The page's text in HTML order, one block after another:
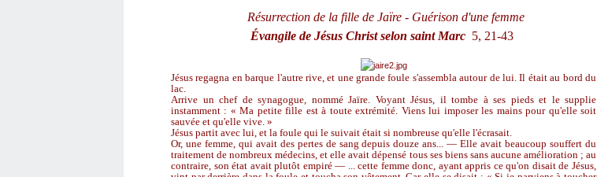
Résurrection de la fille de Jaïre - Guérison d'une femme
Évangile de Jésus Christ selon saint Marc 5, 21-43
Jésus regagna en barque l'autre rive, et une grande foule s'assembla autour de lui. Il était au bord du
lac.
Arrive un chef de synagogue, nommé Jaïre. Voyant Jésus, il tombe à ses pieds et le supplie
instamment : « Ma petite fille est à toute extrémité. Viens lui imposer les mains pour qu'elle soit
sauvée et qu'elle vive. »
Jésus partit avec lui, et la foule qui le suivait était si nombreuse qu'elle l'écrasait.
Or, une femme, qui avait des pertes de sang depuis douze ans... — Elle avait beaucoup souffert du
traitement de nombreux médecins, et elle avait dépensé tous ses biens sans aucune amélioration ; au
contraire, son état avait plutôt empiré — ... cette femme donc, ayant appris ce qu'on disait de Jésus,